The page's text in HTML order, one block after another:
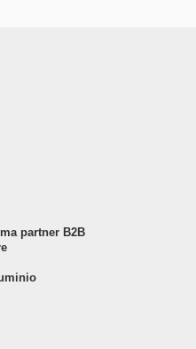
partner B2B